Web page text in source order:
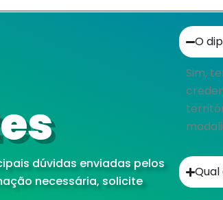
dúvidas enviadas pelos
necessária, solicite
O
Sim,
Qual